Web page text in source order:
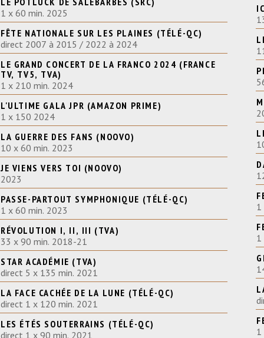
1 x 60 min. 2025
FÊTE NATIONALE SUR LES PLAINES (TÉLÉ-QC)
direct 2007 à 2015 / 2022 à 2024
LE GRAND CONCERT DE LA FRANCO 2024 (FRANCE
TV, TV5, TVA)
1 x 210 min. 2024
L'ULTIME GALA JPR (AMAZON PRIME)
1 x 150 2024
LA GUERRE DES FANS (NOOVO)
10 x 60 min. 2023
JE VIENS VERS TOI (NOOVO)
2023
PASSE-PARTOUT SYMPHONIQUE (TÉLÉ-QC)
1 x 60 min. 2023
RÉVOLUTION I, II, III (TVA)
33 x 90 min. 2018-21
STAR ACADÉMIE (TVA)
direct 5 x 135 min. 2021
LA FACE CACHÉE DE LA LUNE (TÉLÉ-QC)
direct 1 x 120 min. 2021
LES ÉTÉS SOUTERRAINS (TÉLÉ-QC)
direct 1 x 90 min. 2021
1
1
1